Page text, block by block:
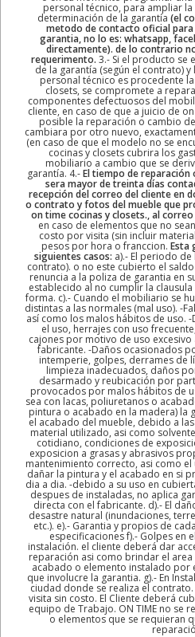
personal técnico, para ampliar
determinación de la garantía (el
metodo de contacto oficial
garantia, no lo es: whatsapp,
directamente). de lo contrario
requerimento. 3.- Si el producto se
de la garantía (según el contrato)
personal técnico es procedente
closets, se compromete a
componentes defectuosos del
cliente, en caso de que a juicio de
posible la reparación o cambio
cambiara por otro nuevo,
(en caso de que el modelo no se
cocinas y closets cubrira los
mobiliario a cambio que se
garantía. 4.-El tiempo de reparación
sera mayor de treinta días
recepción del correo del cliente en
o contrato y fotos del mueble que
on time cocinas y closets., al
en caso de elementos que no
costo por visita (sin incluir
pesos por hora o franccion. Esta
siguientes casos: a).- El periodo
contrato). o no este cubierto el
renuncia a la poliza de garantia en
establecido al no cumplir la
forma. c).- Cuando el mobiliario se
distintas a las normales (mal uso). -
así como los malos hábitos de uso.
el uso, herrajes con uso
cajones por motivo de uso
fabricante. -Daños ocasionados
intemperie, golpes, derrames de
limpieza inadecuados, daños
desarmado y reubicación por
provocados por malos hábitos de
sea con lacas, poliuretanos o
pintura o acabado en la madera) la
el acabado del mueble, debido a
material utilizado, asi como
cotidiano, condiciones de
exposicion a grasas y abrasivos
mantenimiento correcto, asi como
dañar la pintura y el acabado en si
dia a dia. -debido a su uso en
despues de instaladas, no aplica
directa con el fabricante. d).- El
desastre natural (inundaciones,
etc.). e).- Garantia y propios de
especificaciones f).- Golpes en
instalación. el cliente deberá dar
reparación asi como brindar el
acabado o elemento instalado por
que involucre la garantia. g).- En
ciudad donde se realiza el
visita sin costo. El Cliente deberá
equipo de Trabajo. ON TIME no se
o elementos que se requieran